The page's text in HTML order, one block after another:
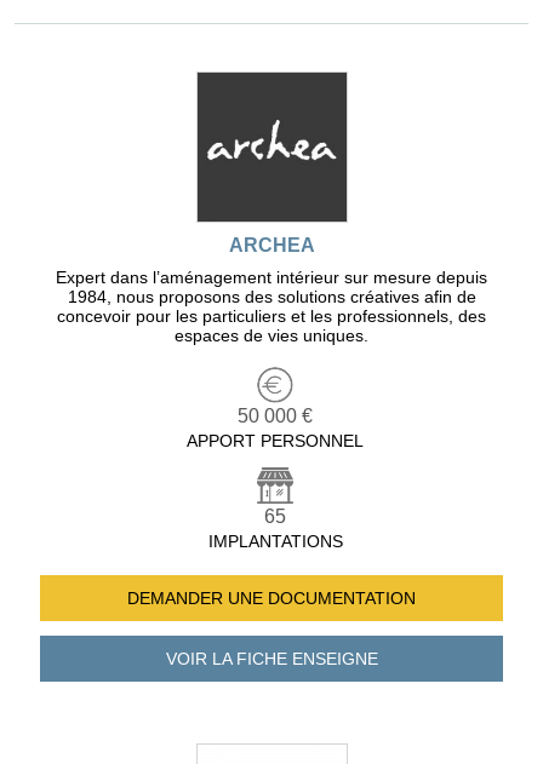
ARCHEA
Expert dans l’aménagement intérieur sur mesure depuis
1984, nous proposons des solutions créatives afin de
concevoir pour les particuliers et les professionnels, des
espaces de vies uniques.
50 000 €
APPORT PERSONNEL
65
IMPLANTATIONS
DEMANDER UNE DOCUMENTATION
VOIR LA FICHEENSEIGNE